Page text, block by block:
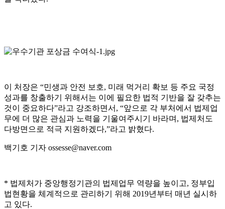
이 처장은 “민생과 안전 보호, 미래 먹거리 확보 등 주요 국정
성과를 창출하기 위해서는 이에 필요한 법적 기반을 잘 갖추는
것이 중요하다”라고 강조하면서, “앞으로 각 부처에서 법제업
무에 더 많은 관심과 노력을 기울여주시기 바라며, 법제처도
다방면으로 적극 지원하겠다,”라고 밝혔다.
백기호 기자 ossesse@naver.com
* 법제처가 중앙행정기관의 법제업무 역량을 높이고, 정부입
법현황을 체계적으로 관리하기 위해 2019년부터 매년 실시하
고 있다.